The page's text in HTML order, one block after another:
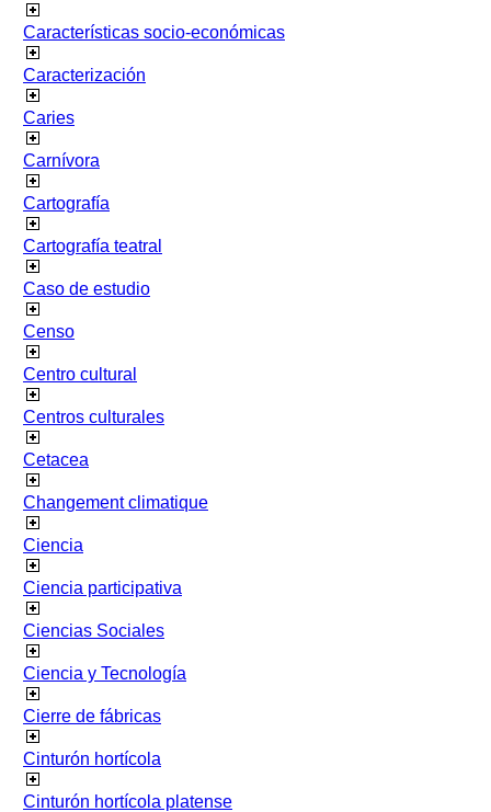
Características socio-económicas
Caracterización
Caries
Carnívora
Cartografía
Cartografía teatral
Caso de estudio
Censo
Centro cultural
Centros culturales
Cetacea
Changement climatique
Ciencia
Ciencia participativa
Ciencias Sociales
Ciencia y Tecnología
Cierre de fábricas
Cinturón hortícola
Cinturón hortícola platense